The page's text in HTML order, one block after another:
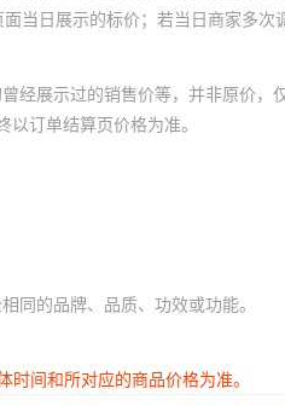
日展示的标价；若当日商家多次
经展示过的销售价等，并非原价，仅
订单结算页价格为准。
同的品牌、品质、功效或功能。
间和所对应的商品价格为准。